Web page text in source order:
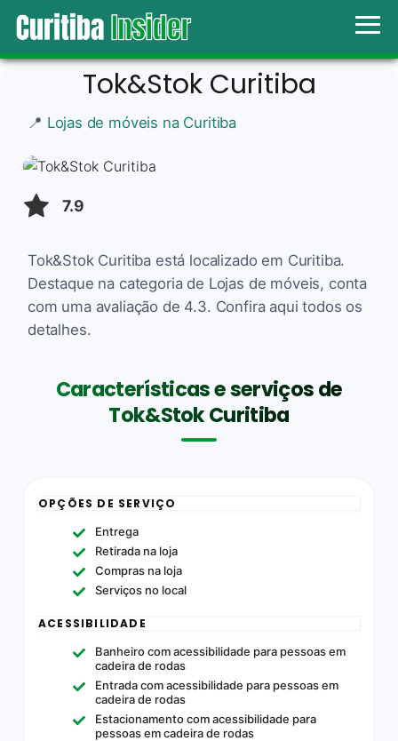
Tok&Stok Curitiba
📍 Lojas de móveis na Curitiba
7.9
Tok&Stok Curitiba está localizado em Curitiba.
Destaque na categoria de Lojas de móveis, conta
com uma avaliação de 4.3. Confira aqui todos os
detalhes.
Características e serviços de
Tok&Stok Curitiba
OPÇÕES DE SERVIÇO
Entrega
Retirada na loja
Compras na loja
Serviços no local
ACESSIBILIDADE
Banheiro com acessibilidade para pessoas em
cadeira de rodas
Entrada com acessibilidade para pessoas em
cadeira de rodas
Estacionamento com acessibilidade para
pessoas em cadeira de rodas